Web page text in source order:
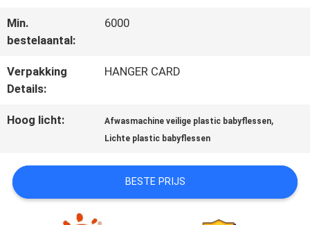
KWALITEITSCONTROLE
CONTACTEER
ALLE
Min.
bestelaantal:
6000
Verpakking
Details:
HANGER CARD
Hoog licht: Afwasmachine veilige plastic babyflessen,
Lichte plastic babyflessen
BESTE PRIJS